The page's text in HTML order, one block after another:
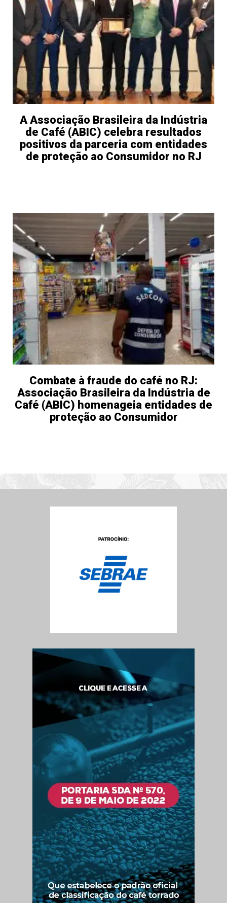
A Associação Brasileira da Indústria
de Café (ABIC) celebra resultados
positivos da parceria com entidades
de proteção ao Consumidor no RJ
Combate à fraude do café no RJ:
Associação Brasileira da Indústria de
Café (ABIC) homenageia entidades de
proteção ao Consumidor